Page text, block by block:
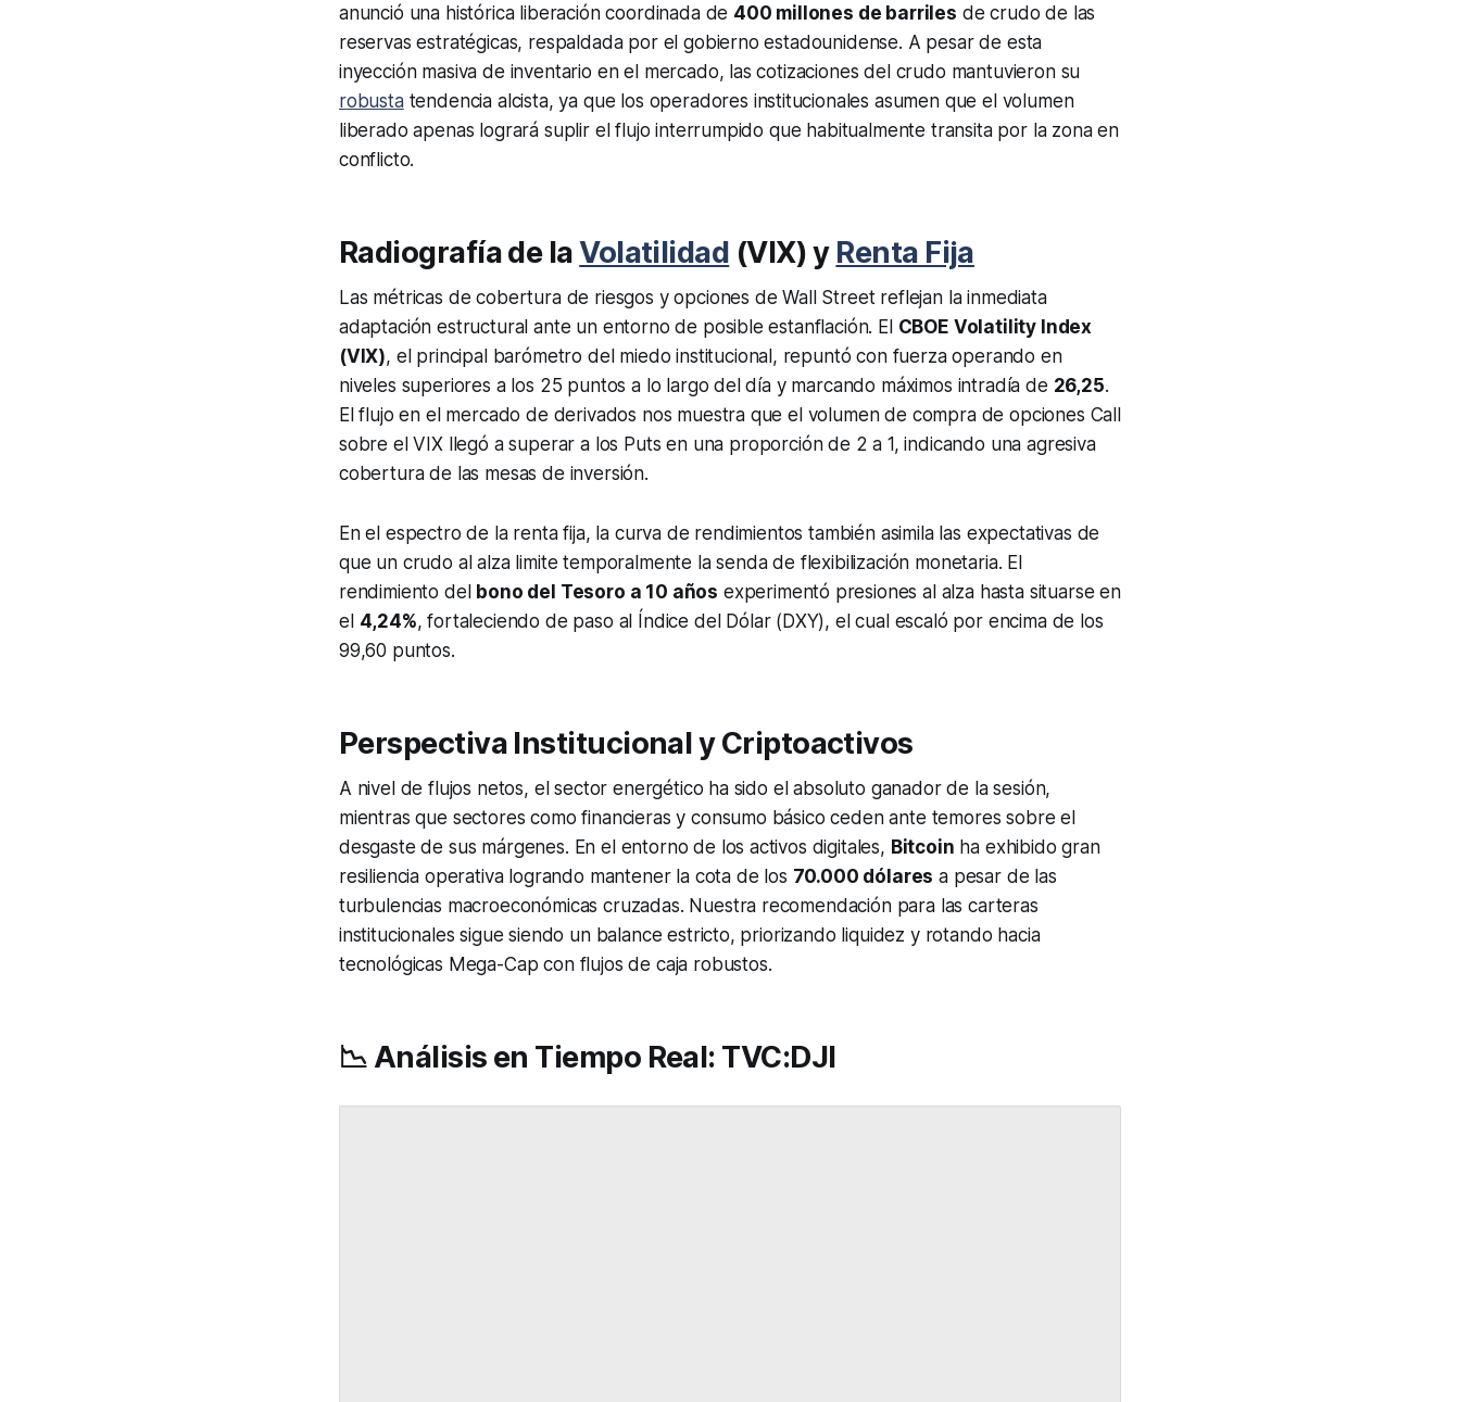
anunció una histórica liberación coordinada de 400 millones de barriles de crudo de las
reservas estratégicas, respaldada por el gobierno estadounidense. A pesar de esta
inyección masiva de inventario en el mercado, las cotizaciones del crudo mantuvieron su
robustatendencia alcista, ya que los operadores institucionales asumen que el volumen
liberado apenas logrará suplir el flujo interrumpido que habitualmente transita por la zona en
conflicto.
Radiografía de laVolatilidad (VIX) y Renta Fija
Las métricas de cobertura de riesgos y opciones de Wall Street reflejan la inmediata
adaptación estructural ante un entorno de posible estanflación. El CBOE Volatility Index
(VIX), el principal barómetro del miedo institucional, repuntó con fuerza operando en
niveles superiores a los 25 puntos a lo largo del día y marcando máximos intradía de 26,25.
El flujo en el mercado de derivados nos muestra que el volumen de compra de opciones Call
sobre el VIX llegó a superar a los Puts en una proporción de 2 a 1, indicando una agresiva
cobertura de las mesas de inversión.
En el espectro de la renta fija, la curva de rendimientos también asimila las expectativas de
que un crudo al alza limite temporalmente la senda de flexibilización monetaria. El
rendimiento del bono del Tesoro a 10 años experimentó presiones al alza hasta situarse en
el 4,24%, fortaleciendo de paso al Índice del Dólar (DXY), el cual escaló por encima de los
99,60 puntos.
Perspectiva Institucional y Criptoactivos
A nivel de flujos netos, el sector energético ha sido el absoluto ganador de la sesión,
mientras que sectores como financieras y consumo básico ceden ante temores sobre el
desgaste de sus márgenes. En el entorno de los activos digitales, Bitcoin ha exhibido gran
resiliencia operativa logrando mantener la cota de los 70.000 dólares a pesar de las
turbulencias macroeconómicas cruzadas. Nuestra recomendación para las carteras
institucionales sigue siendo un balance estricto, priorizando liquidez y rotando hacia
tecnológicas Mega-Cap con flujos de caja robustos.
📉 Análisis en Tiempo Real: TVC:DJI